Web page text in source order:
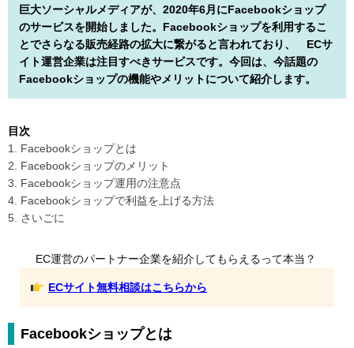
巨大ソーシャルメディアが、2020年6月にFacebookショップ
のサービスを開始しました。Facebookショップを利用するこ
とでさらなる販売経路の拡大に繋がると言われており、 ECサ
イト運営企業は注目すべきサービスです。今回は、今話題の
Facebookショップの機能やメリットについて紹介します。
目次
1. Facebookショップとは
2. Facebookショップのメリット
3. Facebookショップ運用の注意点
4. Facebookショップで利益を上げる方法
5. さいごに
EC運営のパートナー企業を紹介してもらえるって本当？
ECサイト無料相談はこちらから
Facebookショップとは